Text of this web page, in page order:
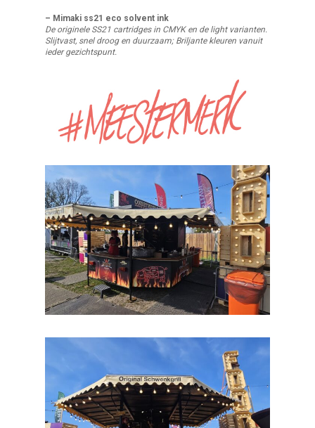
– Mimaki ss21 eco solvent ink
De originele SS21 cartridges in CMYK en de light varianten.
Slijtvast, snel droog en duurzaam; Briljante kleuren vanuit
ieder gezichtspunt.